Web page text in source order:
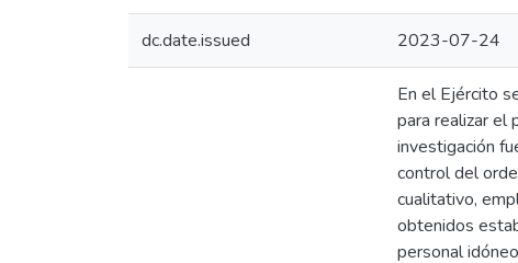
dc.date.issued 2023-07-24
En el Ejército
para realizar el
investigación
control del
cualitativo,
obtenidos
personal